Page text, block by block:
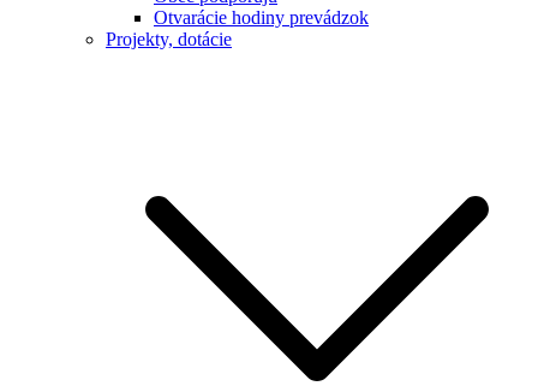
Otvarácie hodiny prevádzok
Projekty, dotácie